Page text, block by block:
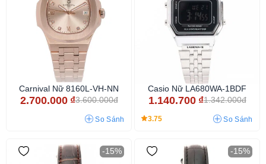
Carnival Nữ 8160L-VH-NN
2.700.000 ₫3.600.000đ
So Sánh
Casio Nữ LA680WA-1BDF
1.140.700 ₫1.342.000đ
3.75 So Sánh
-15% -15%